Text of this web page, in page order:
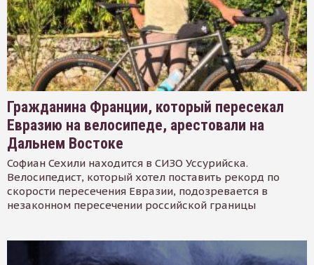
Гражданина Франции, который пересекал
Евразию на велосипеде, арестовали на
Дальнем Востоке
Софиан Сехили находится в СИЗО Уссурийска.
Велосипедист, который хотел поставить рекорд по
скорости пересечения Евразии, подозревается в
незаконном пересечении российской границы